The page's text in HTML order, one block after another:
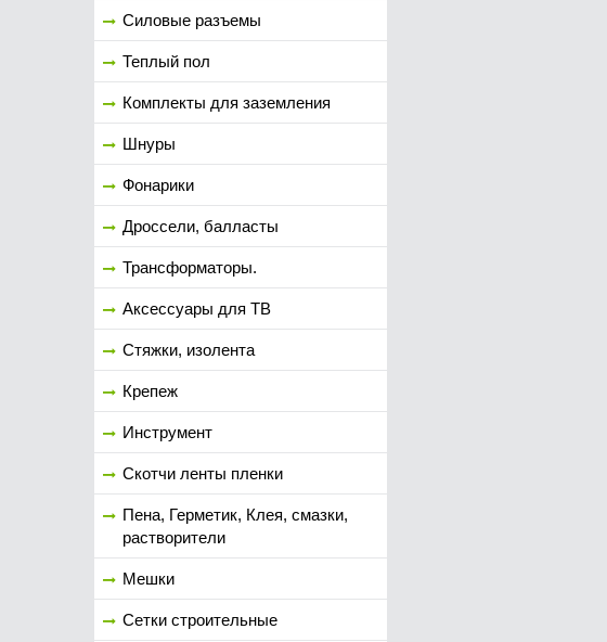
Силовые разъемы
Теплый пол
Комплекты для заземления
Шнуры
Фонарики
Дроссели, балласты
Трансформаторы.
Аксессуары для ТВ
Стяжки, изолента
Крепеж
Инструмент
Скотчи ленты пленки
Пена, Герметик, Клея, смазки,
растворители
Мешки
Сетки строительные